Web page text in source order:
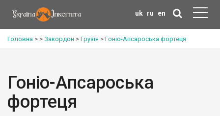
uk ru en
Головна > > Закордон > Грузія > Гоніо-Апсароська фортеця
Гоніо-Апсароська
фортеця